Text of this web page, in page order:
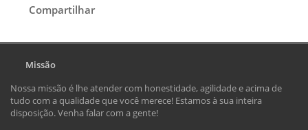
Compartilhar
Missão
Nossa missão é lhe atender com honestidade, agilidade e acima de
tudo com a qualidade que você merece! Estamos à sua inteira
disposição. Venha falar com a gente!